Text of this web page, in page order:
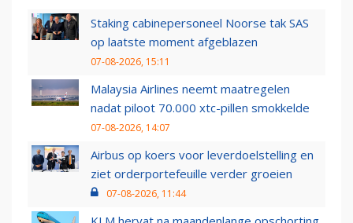
Staking cabinepersoneel Noorse tak SAS
op laatste moment afgeblazen
07-08-2026, 15:11
Malaysia Airlines neemt maatregelen
nadat piloot 70.000 xtc-pillen smokkelde
07-08-2026, 14:07
Airbus op koers voor leverdoelstelling en
ziet orderportefeuille verder groeien
07-08-2026, 11:44